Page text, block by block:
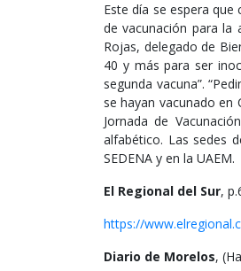
Este día se espera
de vacunación para la
Rojas, delegado de
40 y más para ser
segunda vacuna”.
se hayan vacunado en
Jornada de
alfabético. Las sedes
SEDENA y en la UAEM.
El Regional del Sur,
https://
Diario de Morelos,